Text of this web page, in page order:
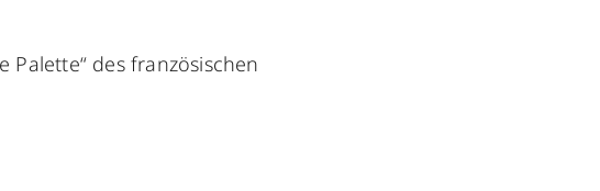
Palette“ des französischen